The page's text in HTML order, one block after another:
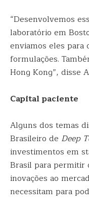
“Desenvolvemos
laboratório em
enviamos eles para
formulações.
Hong Kong”, disse
Capital paciente
Alguns dos temas
Brasileiro de Deep
investimentos em
Brasil para permitir
inovações ao
necessitam para